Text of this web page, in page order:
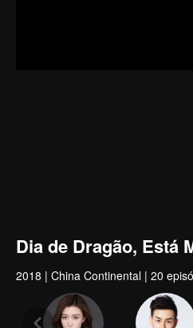
Dia de Dragão, Está
2018 | China Continental | 20